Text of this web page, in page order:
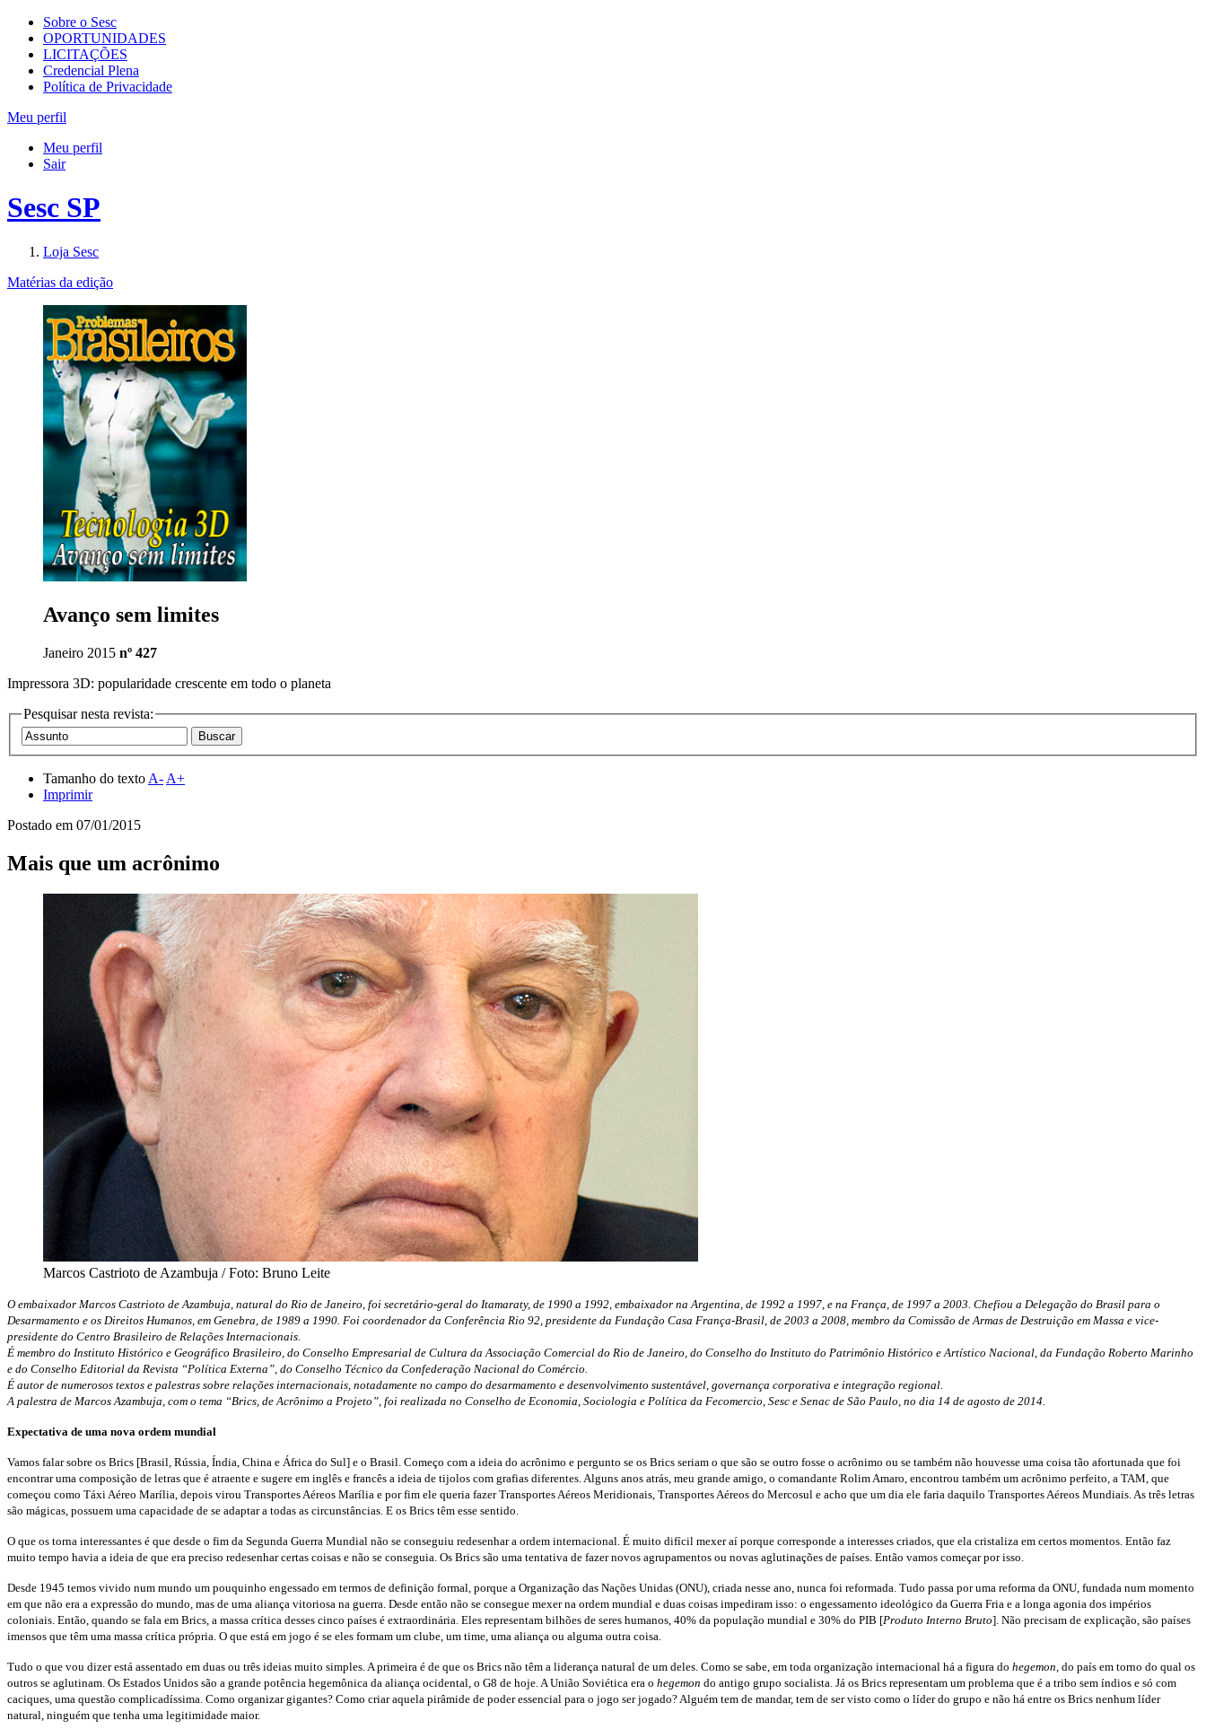
Sobre o Sesc
OPORTUNIDADES
LICITAÇÕES
Credencial Plena
Política de Privacidade
Meu perfil
Meu perfil
Sair
Sesc SP
Loja Sesc
Matérias da edição
Avanço sem limites
Janeiro 2015 nº 427
Impressora 3D: popularidade crescente em todo o planeta
Pesquisar nesta revista:
Tamanho do texto A- A+
Imprimir
Postado em 07/01/2015
Mais que um acrônimo
Marcos Castrioto de Azambuja / Foto: Bruno Leite
O embaixador Marcos Castrioto de Azambuja, natural do Rio de Janeiro, foi secretário-geral do Itamaraty, de 1990 a 1992, embaixador na Argentina, de 1992 a 1997, e na França, de 1997 a 2003. Chefiou a Delegação do Brasil para o
Desarmamento e os Direitos Humanos, em Genebra, de 1989 a 1990. Foi coordenador da Conferência Rio 92, presidente da Fundação Casa França-Brasil, de 2003 a 2008, membro da Comissão de Armas de Destruição em Massa e vice-
presidente do Centro Brasileiro de Relações Internacionais.
É membro do Instituto Histórico e Geográfico Brasileiro, do Conselho Empresarial de Cultura da Associação Comercial do Rio de Janeiro, do Conselho do Instituto do Patrimônio Histórico e Artístico Nacional, da Fundação Roberto Marinho
e do Conselho Editorial da Revista “Política Externa”, do Conselho Técnico da Confederação Nacional do Comércio.
É autor de numerosos textos e palestras sobre relações internacionais, notadamente no campo do desarmamento e desenvolvimento sustentável, governança corporativa e integração regional.
A palestra de Marcos Azambuja, com o tema “Brics, de Acrônimo a Projeto”, foi realizada no Conselho de Economia, Sociologia e Política da Fecomercio, Sesc e Senac de São Paulo, no dia 14 de agosto de 2014.
Expectativa de uma nova ordem mundial
Vamos falar sobre os Brics [Brasil, Rússia, Índia, China e África do Sul] e o Brasil. Começo com a ideia do acrônimo e pergunto se os Brics seriam o que são se outro fosse o acrônimo ou se também não houvesse uma coisa tão afortunada que foi
encontrar uma composição de letras que é atraente e sugere em inglês e francês a ideia de tijolos com grafias diferentes. Alguns anos atrás, meu grande amigo, o comandante Rolim Amaro, encontrou também um acrônimo perfeito, a TAM, que
começou como Táxi Aéreo Marília, depois virou Transportes Aéreos Marília e por fim ele queria fazer Transportes Aéreos Meridionais, Transportes Aéreos do Mercosul e acho que um dia ele faria daquilo Transportes Aéreos Mundiais. As três letras
são mágicas, possuem uma capacidade de se adaptar a todas as circunstâncias. E os Brics têm esse sentido.
O que os torna interessantes é que desde o fim da Segunda Guerra Mundial não se conseguiu redesenhar a ordem internacional. É muito difícil mexer aí porque corresponde a interesses criados, que ela cristaliza em certos momentos. Então faz
muito tempo havia a ideia de que era preciso redesenhar certas coisas e não se conseguia. Os Brics são uma tentativa de fazer novos agrupamentos ou novas aglutinações de países. Então vamos começar por isso.
Desde 1945 temos vivido num mundo um pouquinho engessado em termos de definição formal, porque a Organização das Nações Unidas (ONU), criada nesse ano, nunca foi reformada. Tudo passa por uma reforma da ONU, fundada num momento
em que não era a expressão do mundo, mas de uma aliança vitoriosa na guerra. Desde então não se consegue mexer na ordem mundial e duas coisas impediram isso: o engessamento ideológico da Guerra Fria e a longa agonia dos impérios
coloniais. Então, quando se fala em Brics, a massa crítica desses cinco países é extraordinária. Eles representam bilhões de seres humanos, 40% da população mundial e 30% do PIB [Produto Interno Bruto]. Não precisam de explicação, são países
imensos que têm uma massa crítica própria. O que está em jogo é se eles formam um clube, um time, uma aliança ou alguma outra coisa.
Tudo o que vou dizer está assentado em duas ou três ideias muito simples. A primeira é de que os Brics não têm a liderança natural de um deles. Como se sabe, em toda organização internacional há a figura do hegemon, do país em torno do qual os
outros se aglutinam. Os Estados Unidos são a grande potência hegemônica da aliança ocidental, o G8 de hoje. A União Soviética era o hegemon do antigo grupo socialista. Já os Brics representam um problema que é a tribo sem índios e só com
caciques, uma questão complicadíssima. Como organizar gigantes? Como criar aquela pirâmide de poder essencial para o jogo ser jogado? Alguém tem de mandar, tem de ser visto como o líder do grupo e não há entre os Brics nenhum líder
natural, ninguém que tenha uma legitimidade maior.